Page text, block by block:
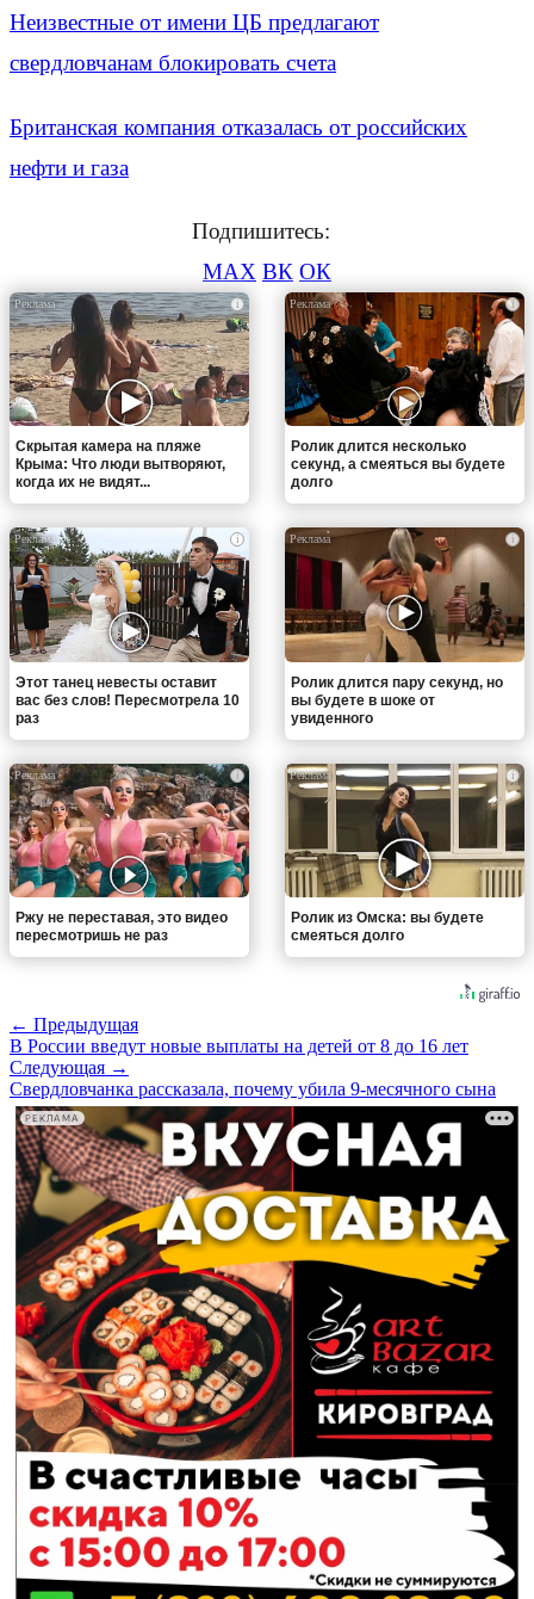
Неизвестные от имени ЦБ предлагают
свердловчанам блокировать счета
Британская компания отказалась от российских
нефти и газа
Подпишитесь:
MAX ВК ОК
i
Скрытая камера на пляже
Крыма: Что люди вытворяют,
когда их не видят...
i
Ролик длится несколько
секунд, а смеяться вы будете
долго
i
Этот танец невесты оставит
вас без слов! Пересмотрела 10
раз
i
Ролик длится пару секунд, но
вы будете в шоке от
увиденного
i
Ржу не переставая, это видео
пересмотришь не раз
i
Ролик из Омска: вы будете
смеяться долго
← Предыдущая
В России введут новые выплаты на детей от 8 до 16 лет
Следующая →
Свердловчанка рассказала, почему убила 9-месячного сына
РЕКЛАМА